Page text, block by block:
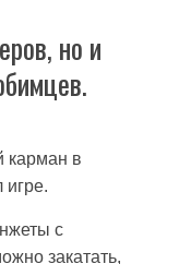
но и
карман в
игре.
с
закатать,